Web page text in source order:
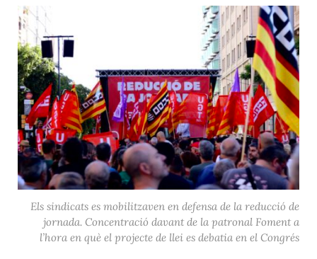
Els sindicats es mobilitzaven en defensa de la reducció de
jornada. Concentració davant de la patronal Foment a
l’hora en què el projecte de llei es debatia en el Congrés